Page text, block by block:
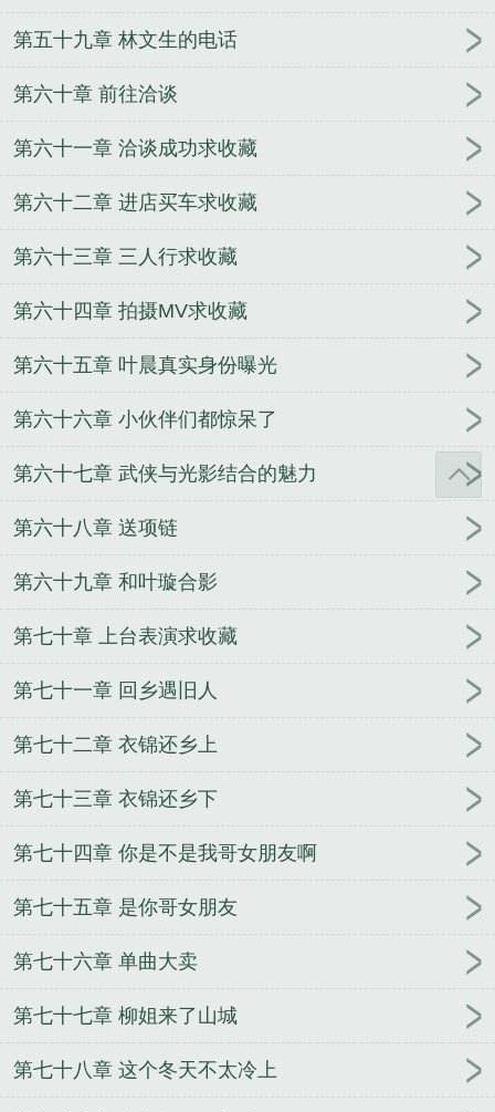
第五十九章 林文生的电话
第六十章 前往洽谈
第六十一章 洽谈成功求收藏
第六十二章 进店买车求收藏
第六十三章 三人行求收藏
第六十四章 拍摄MV求收藏
第六十五章 叶晨真实身份曝光
第六十六章 小伙伴们都惊呆了
第六十七章 武侠与光影结合的魅力
第六十八章 送项链
第六十九章 和叶璇合影
第七十章 上台表演求收藏
第七十一章 回乡遇旧人
第七十二章 衣锦还乡上
第七十三章 衣锦还乡下
第七十四章 你是不是我哥女朋友啊
第七十五章 是你哥女朋友
第七十六章 单曲大卖
第七十七章 柳姐来了山城
第七十八章 这个冬天不太冷上